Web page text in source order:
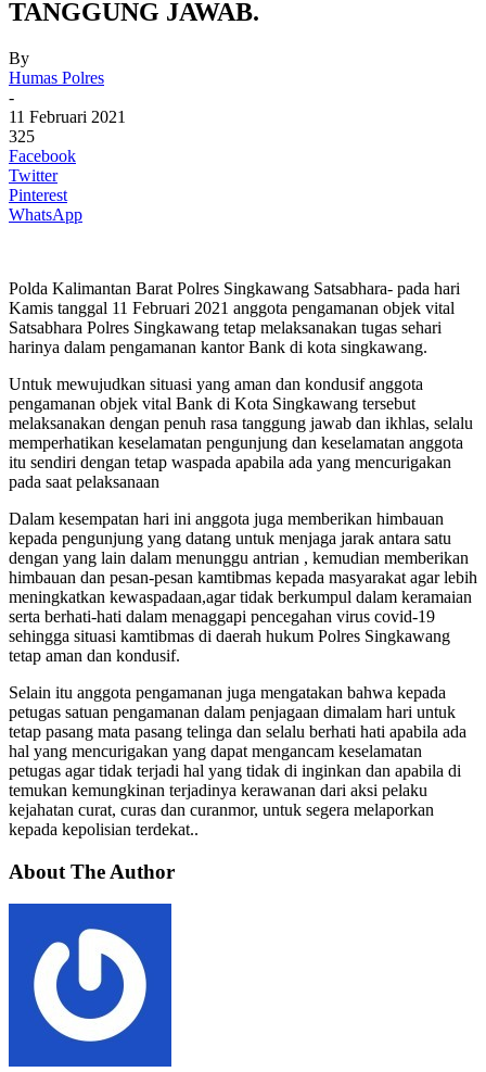
TANGGUNG JAWAB.
By
Humas Polres
-
11 Februari 2021
325
Facebook
Twitter
Pinterest
WhatsApp
Polda Kalimantan Barat Polres Singkawang Satsabhara- pada hari
Kamis tanggal 11 Februari 2021 anggota pengamanan objek vital
Satsabhara Polres Singkawang tetap melaksanakan tugas sehari
harinya dalam pengamanan kantor Bank di kota singkawang.
Untuk mewujudkan situasi yang aman dan kondusif anggota
pengamanan objek vital Bank di Kota Singkawang tersebut
melaksanakan dengan penuh rasa tanggung jawab dan ikhlas, selalu
memperhatikan keselamatan pengunjung dan keselamatan anggota
itu sendiri dengan tetap waspada apabila ada yang mencurigakan
pada saat pelaksanaan
Dalam kesempatan hari ini anggota juga memberikan himbauan
kepada pengunjung yang datang untuk menjaga jarak antara satu
dengan yang lain dalam menunggu antrian , kemudian memberikan
himbauan dan pesan-pesan kamtibmas kepada masyarakat agar lebih
meningkatkan kewaspadaan,agar tidak berkumpul dalam keramaian
serta berhati-hati dalam menaggapi pencegahan virus covid-19
sehingga situasi kamtibmas di daerah hukum Polres Singkawang
tetap aman dan kondusif.
Selain itu anggota pengamanan juga mengatakan bahwa kepada
petugas satuan pengamanan dalam penjagaan dimalam hari untuk
tetap pasang mata pasang telinga dan selalu berhati hati apabila ada
hal yang mencurigakan yang dapat mengancam keselamatan
petugas agar tidak terjadi hal yang tidak di inginkan dan apabila di
temukan kemungkinan terjadinya kerawanan dari aksi pelaku
kejahatan curat, curas dan curanmor, untuk segera melaporkan
kepada kepolisian terdekat..
About The Author